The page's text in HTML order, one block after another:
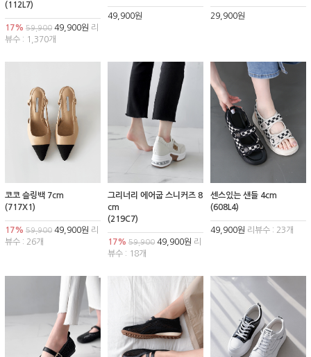
(112L7)
17% 59,900 49,900원 리
뷰수 : 1,370개
49,900원 29,900원
코코 슬링백 7cm
(717X1)
17% 59,900 49,900원 리
뷰수 : 26개
그리너리 에어굽 스니커즈 8
cm
(219C7)
17% 59,90049,900원 리
뷰수 : 18개
센스있는 샌들 4cm
(608L4)
49,900원 리뷰수 : 23개